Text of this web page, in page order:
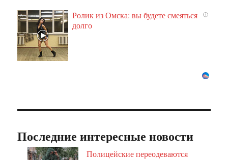
i
Ролик из Омска: вы будете смеяться
долго
Последние интересные новости
Полицейские переодеваются